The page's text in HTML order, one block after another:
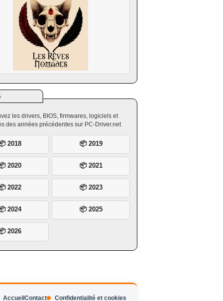
les drivers, BIOS, firmwares, logiciels et
des années précédentes sur PC-Driver.net
2018 📦 2019
2020 📦 2021
2022 📦 2023
2024 📦 2025
2026
Accueil Contact Confidentialité et cookies